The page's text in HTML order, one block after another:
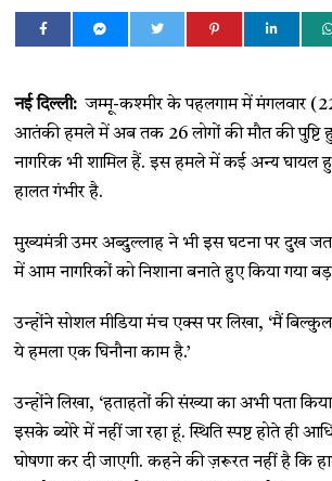
नई दिल्ली: जम्मू-कश्मीर के पहलगाम में मंगलवार
आतंकी हमले में अब तक 26 लोगों की मौत की पुष्टि
नागरिक भी शामिल हैं. इस हमले में कई अन्य
हालत गंभीर है.
मुख्यमंत्री उमर अब्दुल्लाह ने भी इस घटना पर दुख
में आम नागरिकों को निशाना बनाते हुए किया गया
उन्होंने सोशल मीडिया मंच एक्स पर लिखा, ‘मैं
ये हमला एक घिनौना काम है.’
उन्होंने लिखा, ‘हताहतों की संख्या का अभी पता
इसके ब्योरे में नहीं जा रहा हूं. स्थिति स्पष्ट होते ही
घोषणा कर दी जाएगी. कहने की ज़रूरत नहीं है कि